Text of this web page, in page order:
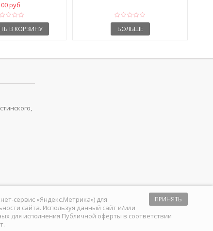
руб
В КОРЗИНУ БОЛЬШЕ
ПРИНЯТЬ
сервис «Яндекс.Метрика») для
сайта. Используя данный сайт и/или
для исполнения Публичной оферты в соответствии